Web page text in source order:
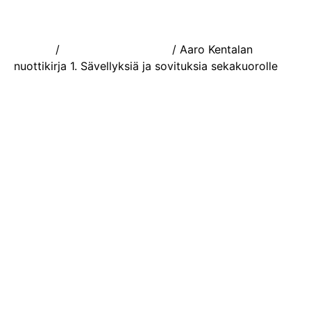
/
/ Aaro Kentalan
nuottikirja 1. Sävellyksiä ja sovituksia sekakuorolle